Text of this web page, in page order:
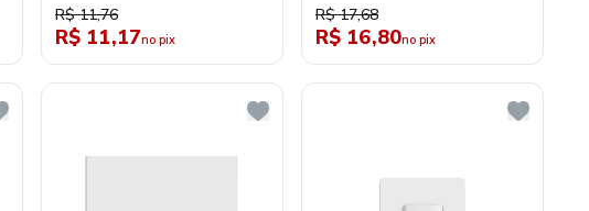
R$ 11,76
R$ 11,17no pix
R$ 17,68
R$ 16,80no pix